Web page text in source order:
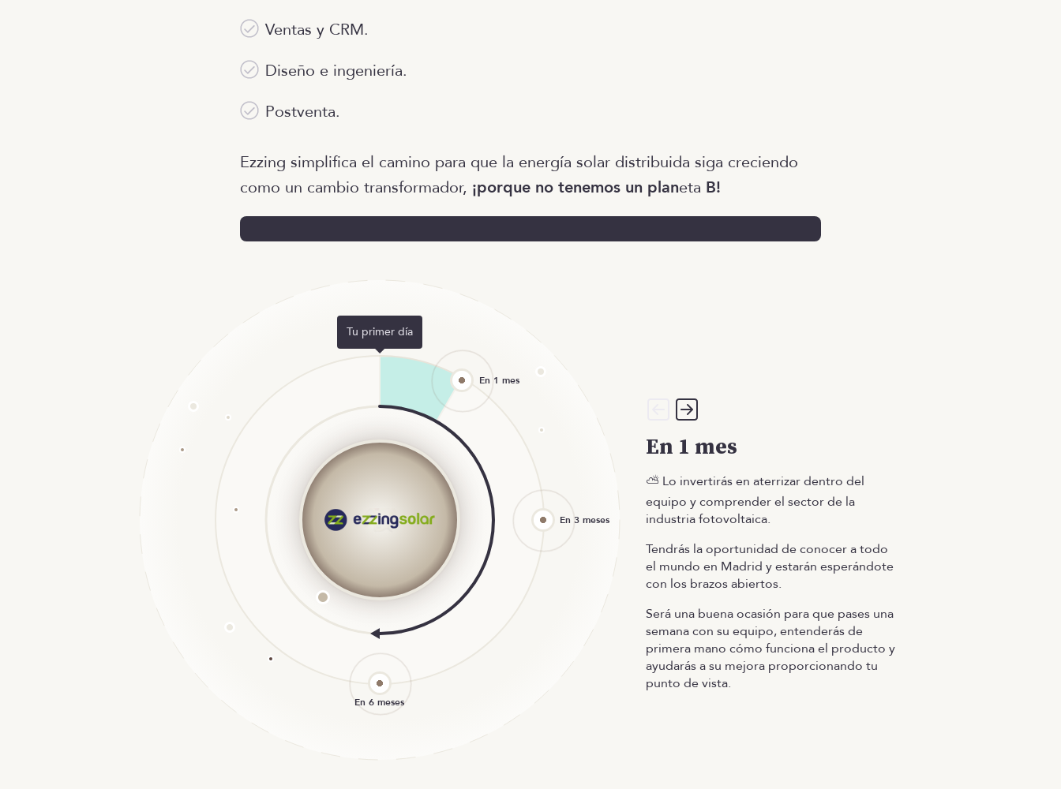
Ventas y CRM.
Diseño e ingeniería.
Postventa.
Ezzing simplifica el camino para que la energía solar distribuida siga creciendo
como un cambio transformador, ¡porque no tenemos un planeta B!
Tu primer día
En 1 mes
⛅ Lo invertirás en aterrizar dentro del
equipo y comprender el sector de la
industria fotovoltaica.
Tendrás la oportunidad de conocer a todo
el mundo en Madrid y estarán esperándote
con los brazos abiertos.
Será una buena ocasión para que pases una
semana con su equipo, entenderás de
primera mano cómo funciona el producto y
ayudarás a su mejora proporcionando tu
punto de vista.